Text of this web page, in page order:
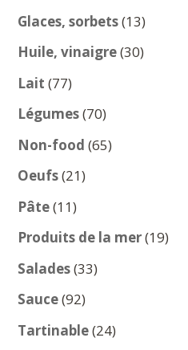
produits
Glaces, sorbets 1313
produits
Huile, vinaigre 3030
Lait 7777
produits
Légumes 7070
produits
Non-food 6565
Oeufs 2121
Pâte 1111
produits
Produits de la mer 1919
Salades 3333
Sauce 9292
produits
Tartinable 2424